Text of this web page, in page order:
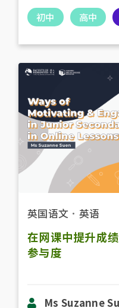
初中 高中
英国语文 ． 英语
在网课中提升成
参与度
Ms Suzanne